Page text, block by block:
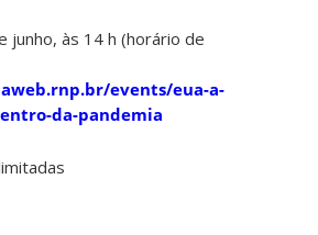
junho, às 14 h (horário de
events/eua-a-
da-pandemia